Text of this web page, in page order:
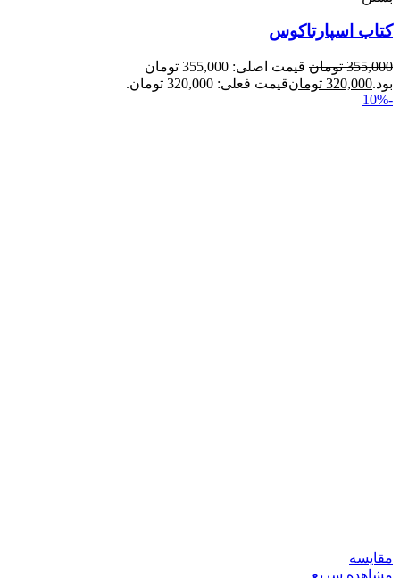
کتاب اسپارتاکوس
355,000 تومان
قیمت اصلی: 355,000 تومان
بود.320,000 تومانقیمت فعلی: 320,000 تومان.
-10%
مقایسه
مشاهده سریع